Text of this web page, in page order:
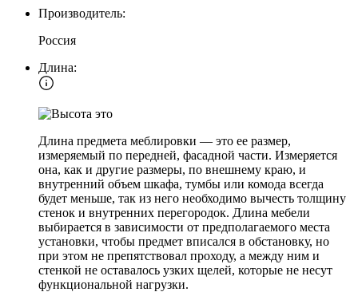
Производитель:
Россия
Длина:
Длина предмета меблировки — это ее размер,
измеряемый по передней, фасадной части. Измеряется
она, как и другие размеры, по внешнему краю, и
внутренний объем шкафа, тумбы или комода всегда
будет меньше, так из него необходимо вычесть толщину
стенок и внутренних перегородок. Длина мебели
выбирается в зависимости от предполагаемого места
установки, чтобы предмет вписался в обстановку, но
при этом не препятствовал проходу, а между ним и
стенкой не оставалось узких щелей, которые не несут
функциональной нагрузки.